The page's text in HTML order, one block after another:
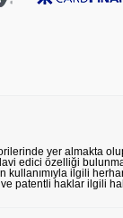
yer almakta
edici özelliği
ilgili
patentli haklar ilgili